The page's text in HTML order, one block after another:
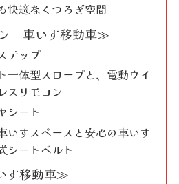
快適なくつろぎ空間
車いす移動車≫
テップ
体型スロープと、電動ウイ
スリモコン
シート
すスペースと安心の車いす
シートベルト
移動車≫